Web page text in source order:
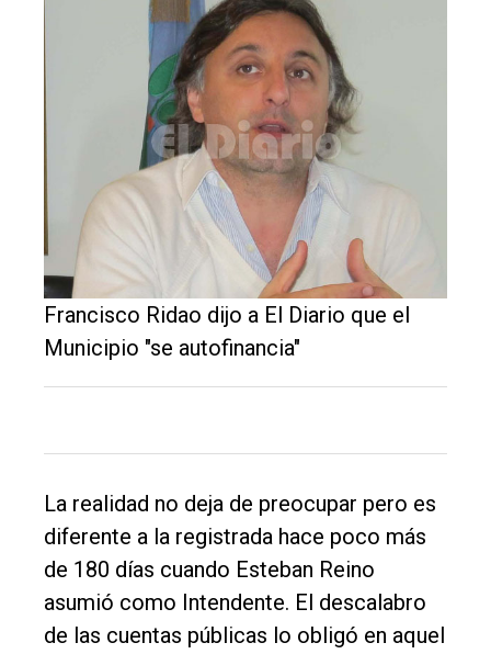
El
DIARIO
Balcarce
Tendencia
Francisco Ridao dijo a El Diario que el
Municipio "se autofinancia"
La realidad no deja de preocupar pero es
diferente a la registrada hace poco más
de 180 días cuando Esteban Reino
asumió como Intendente. El descalabro
de las cuentas públicas lo obligó en aquel